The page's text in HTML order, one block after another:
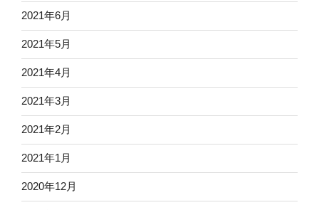
2021年6月
2021年5月
2021年4月
2021年3月
2021年2月
2021年1月
2020年12月